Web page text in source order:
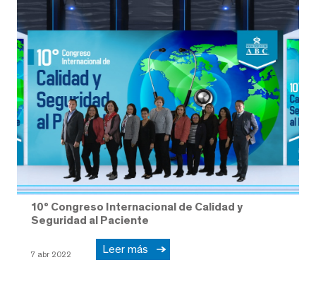
10º Congreso Internacional de Calidad y
Seguridad al Paciente
7 abr 2022 Leer más